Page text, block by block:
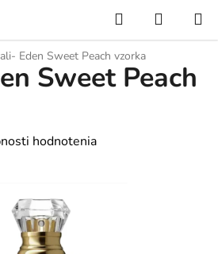
Hľadať
KOŠÍK
Eden Sweet Peach vzorka
Sweet Peach
hodnotenia